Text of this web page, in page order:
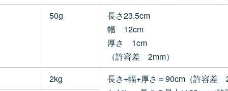
50g
長さ23.5cm
幅 12cm
厚さ 1cm
（許容差 2mm）
2kg
長さ+幅+厚さ＝90cm（許容差